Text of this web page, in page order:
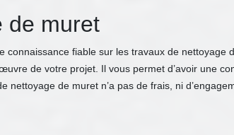
de muret
connaissance fiable sur les travaux de
de votre projet. Il vous permet d’avoir une
nettoyage de muret n’a pas de frais, ni